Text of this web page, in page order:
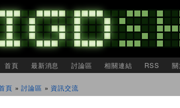
首頁 最新消息 討論區 相關連結 RSS
頁 »討論區 » 資訊交流